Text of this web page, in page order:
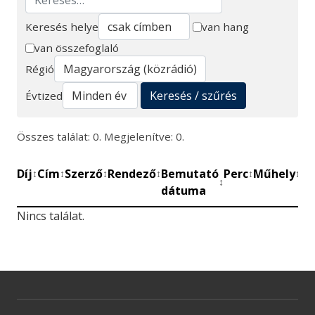
Keresés
Keresés helye
van hang
van összefoglaló
Régió
Évtized
Keresés / szűrés
Összes találat: 0. Megjelenítve: 0.
Díj↕Cím↕Szerző↕Rendező↕Bemutató
dátuma
↕
Perc↕Műhely↕
Nincs találat.